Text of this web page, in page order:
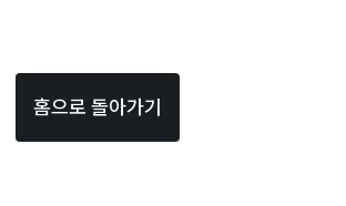
홈으로 돌아가기